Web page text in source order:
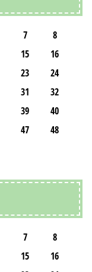
7
8
15
16
23
24
31
32
39
40
47
48
7
8
15
16